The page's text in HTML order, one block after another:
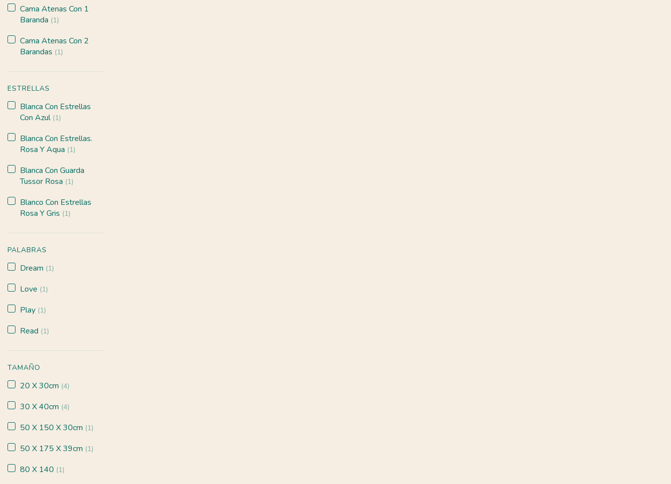
Cama Atenas Con 1
Baranda (1)
Cama Atenas Con 2
Barandas (1)
ESTRELLAS
Blanca Con Estrellas
Con Azul (1)
Blanca Con Estrellas.
Rosa Y Aqua (1)
Blanca Con Guarda
Tussor Rosa (1)
Blanco Con Estrellas
Rosa Y Gris (1)
PALABRAS
Dream (1)
Love (1)
Play (1)
Read (1)
TAMAÑO
20 X 30cm (4)
30 X 40cm (4)
50 X 150 X 30cm (1)
50 X 175 X 39cm (1)
80 X 140 (1)